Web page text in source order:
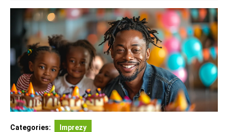
Categories: Imprezy